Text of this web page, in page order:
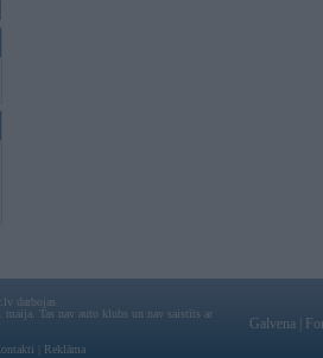
darbojas
maija. Tas nav auto klubs un nav saistīts ar
Reklāma
Galvena